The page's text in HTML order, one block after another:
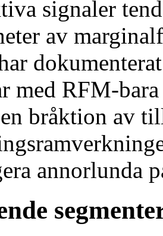
signaler
av
med RFM-
bråktion av
annorlunda